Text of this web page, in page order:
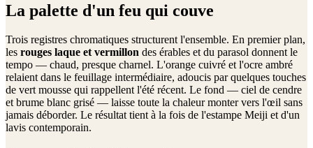
La palette d'un feu qui couve
Trois registres chromatiques structurent l'ensemble. En premier plan,
les rouges laque et vermillon des érables et du parasol donnent le
tempo — chaud, presque charnel. L'orange cuivré et l'ocre ambré
relaient dans le feuillage intermédiaire, adoucis par quelques touches
de vert mousse qui rappellent l'été récent. Le fond — ciel de cendre
et brume blanc grisé — laisse toute la chaleur monter vers l'œil sans
jamais déborder. Le résultat tient à la fois de l'estampe Meiji et d'un
lavis contemporain.